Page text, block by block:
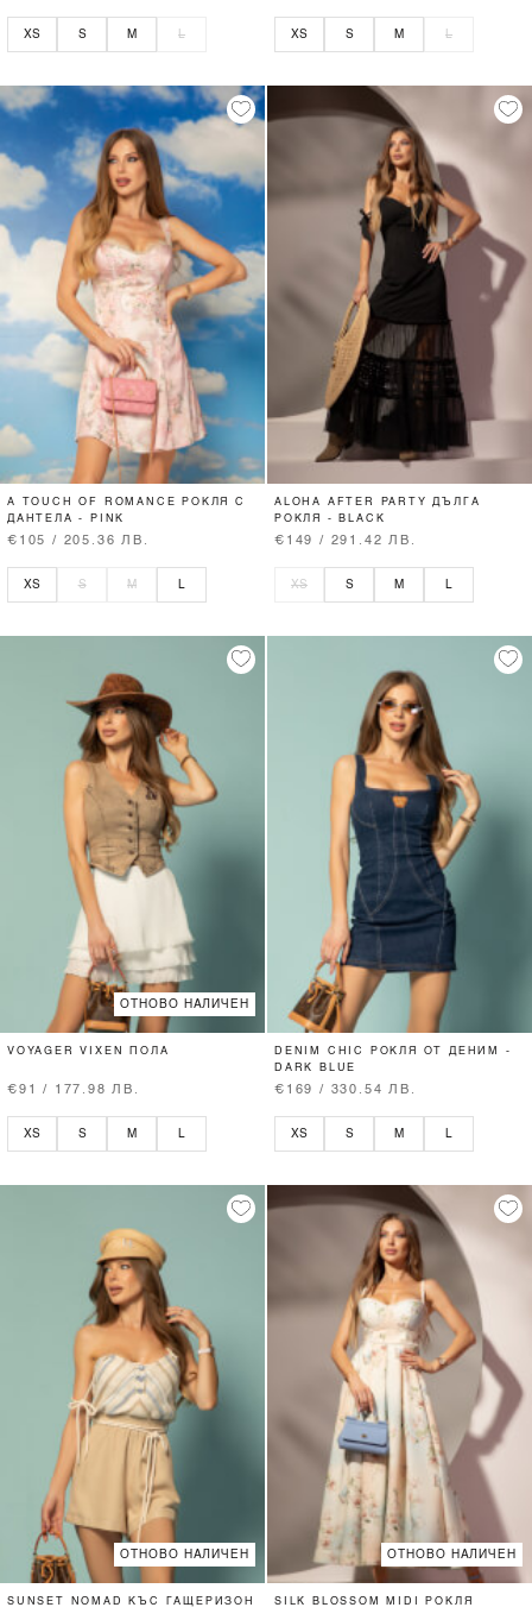
XS S M L XS S M L
A TOUCH OF ROMANCE РОКЛЯ С
ДАНТЕЛА - PINK
€105 / 205.36 ЛВ.
XS S M
ALOHA AFTER PARTY ДЪЛГА
РОКЛЯ - BLACK
€149 / 291.42 ЛВ.
XS S M
ОТНОВО НАЛИЧЕН
VOYAGER VIXEN ПОЛА
€91 / 177.98 ЛВ.
XS S M L
DENIM CHIC РОКЛЯ ОТ ДЕНИМ -
DARK BLUE
€169 / 330.54 ЛВ.
XS S M L
ОТНОВО НАЛИЧЕН
SUNSET NOMAD КЪС ГАЩЕРИЗОН
ОТНОВО НАЛИЧЕН
SILK BLOSSOM MIDI РОКЛЯ